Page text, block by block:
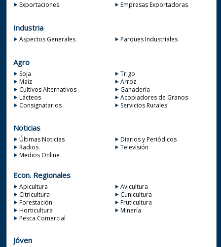
Exportaciones Empresas Exportadoras
Industria
Aspectos Generales Parques Industriales
Agro
Soja
Trigo
Maiz
Arroz
Cultivos Alternativos
Ganadería
Lácteos
Acopiadores de Granos
Consignatarios
Servicios Rurales
Noticias
Últimas Noticias
Diarios y Periódicos
Radios
Televisión
Medios Online
Econ. Regionales
Apicultura
Avicultura
Citricultura
Cunicultura
Forestación
Fruticultura
Horticultura
Minería
Pesca Comercial
Jóven